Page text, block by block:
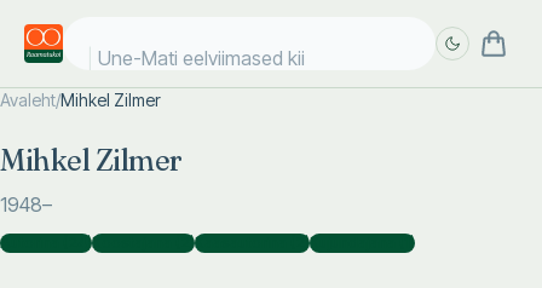
Une-Mati eelviimased kiik
Avaleht/Mihkel Zilmer
Mihkel Zilmer
1948–
Autorina )Koostajana )Kaasautorina )Kujundajana )